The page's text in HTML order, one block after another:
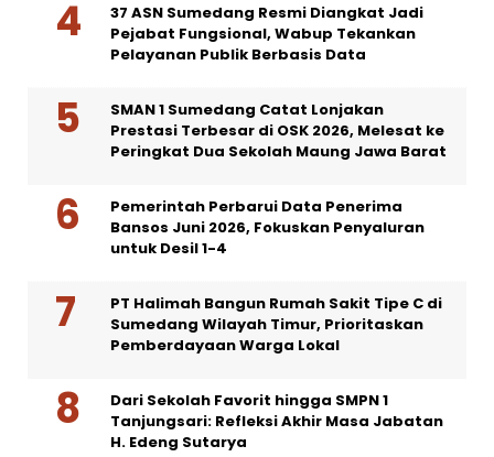
37 ASN Sumedang Resmi Diangkat Jadi
Pejabat Fungsional, Wabup Tekankan
Pelayanan Publik Berbasis Data
SMAN 1 Sumedang Catat Lonjakan
Prestasi Terbesar di OSK 2026, Melesat ke
Peringkat Dua Sekolah Maung Jawa Barat
Pemerintah Perbarui Data Penerima
Bansos Juni 2026, Fokuskan Penyaluran
untuk Desil 1-4
PT Halimah Bangun Rumah Sakit Tipe C di
Sumedang Wilayah Timur, Prioritaskan
Pemberdayaan Warga Lokal
Dari Sekolah Favorit hingga SMPN 1
Tanjungsari: Refleksi Akhir Masa Jabatan
H. Edeng Sutarya